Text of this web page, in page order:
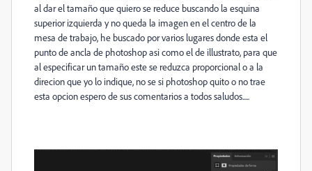
al dar el tamaño que quiero se reduce buscando la esquina
superior izquierda y no queda la imagen en el centro de la
mesa de trabajo, he buscado por varios lugares donde esta el
punto de ancla de photoshop asi como el de illustrato, para que
al especificar un tamaño este se reduzca proporcional o a la
direcion que yo lo indique, no se si photoshop quito o no trae
esta opcion espero de sus comentarios a todos saludos.....